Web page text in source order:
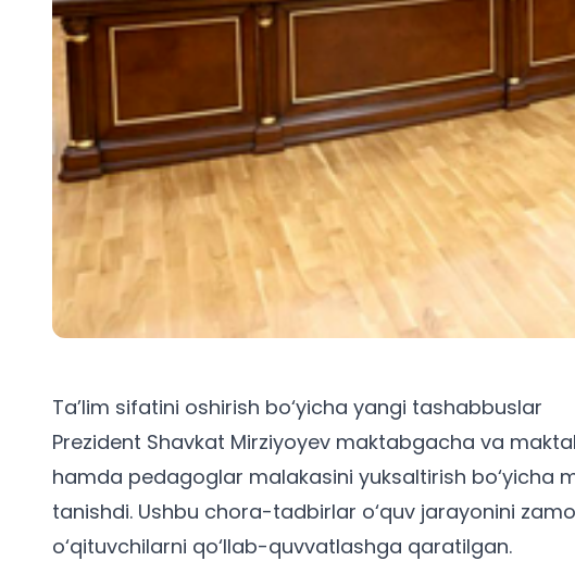
Ta’lim sifatini oshirish bo‘yicha yangi tashabbuslar
Prezident Shavkat Mirziyoyev maktabgacha va
hamda pedagoglar malakasini yuksaltirish bo‘yicha
tanishdi. Ushbu chora-tadbirlar o‘quv jarayonini
o‘qituvchilarni qo‘llab-quvvatlashga qaratilgan.